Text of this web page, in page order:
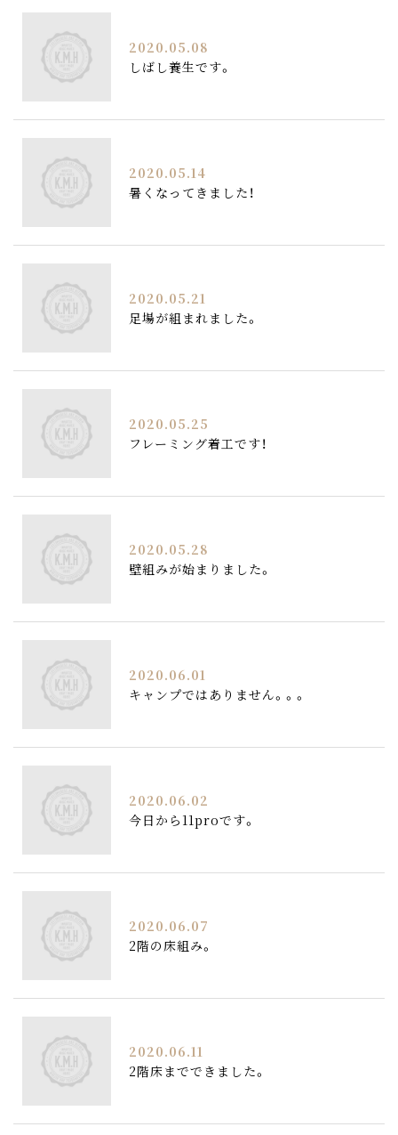
2020.05.08
しばし養生です。
2020.05.14
暑くなってきました！
2020.05.21
足場が組まれました。
2020.05.25
フレーミング着工です！
2020.05.28
壁組みが始まりました。
2020.06.01
キャンプではありません。。。
2020.06.02
今日から11proです。
2020.06.07
2階の床組み。
2020.06.11
2階床までできました。